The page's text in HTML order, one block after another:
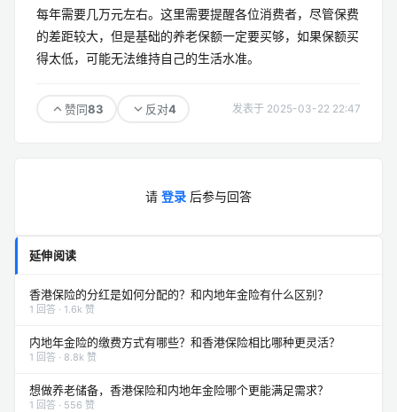
每年需要几万元左右。这里需要提醒各位消费者，尽管保费
的差距较大，但是基础的养老保额一定要买够，如果保额买
得太低，可能无法维持自己的生活水准。
赞同83 反对4 发表于 2025-03-22 22:47
请 登录 后参与回答
延伸阅读
香港保险的分红是如何分配的？和内地年金险有什么区别？
1 回答 · 1.6k 赞
内地年金险的缴费方式有哪些？和香港保险相比哪种更灵活？
1 回答 · 8.8k 赞
想做养老储备，香港保险和内地年金险哪个更能满足需求？
1 回答 · 556 赞